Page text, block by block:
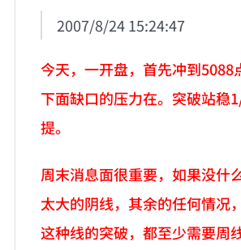
2007/8/24 15:24:47
今天，一开盘，首先冲到
下面缺口的压力在。突破站稳
提。
周末消息面很重要，如果没什
太大的阴线，其余的任何情况
这种线的突破，都至少需要周